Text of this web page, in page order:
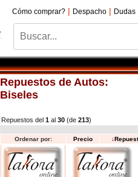
Cómo comprar? | Despacho | Dudas
Repuestos de Autos:
Biseles
Repuestos del 1 al 30 (de 213)
Ordenar por: Precio ↓